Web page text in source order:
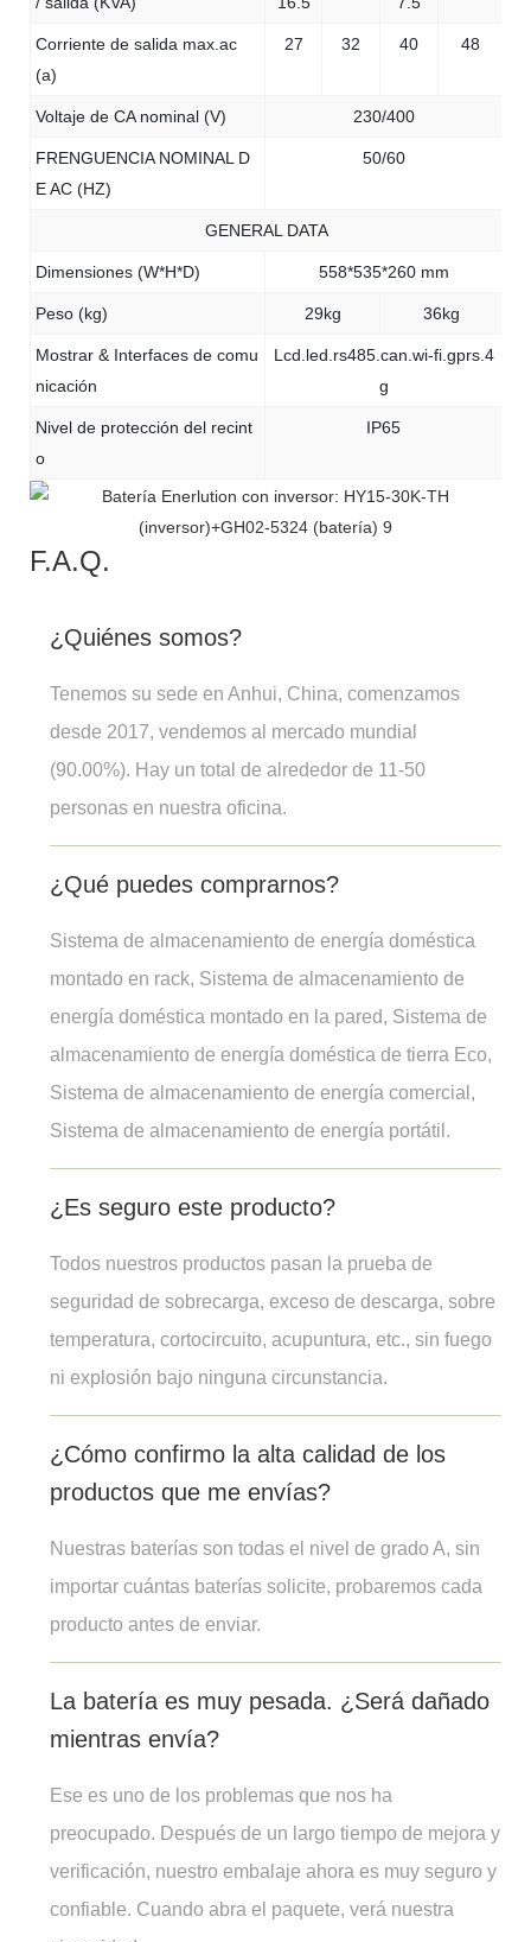
Corriente de salida max.ac
(a)
27 32 40 48
Voltaje de CA nominal (V) 230/400
FRENGUENCIA NOMINAL D
E AC (HZ)
50/60
GENERAL DATA
Dimensiones (W*H*D) 558*535*260 mm
Peso (kg) 29kg 36kg
Mostrar & Interfaces de comu
nicación
Lcd.led.rs485.can.wi-fi.gprs.4
g
Nivel de protección del recint
o
IP65
F.A.Q.
¿Quiénes somos?
Tenemos su sede en Anhui, China, comenzamos
desde 2017, vendemos al mercado mundial
(90.00%). Hay un total de alrededor de 11-50
personas en nuestra oficina.
¿Qué puedes comprarnos?
Sistema de almacenamiento de energía doméstica
montado en rack, Sistema de almacenamiento de
energía doméstica montado en la pared, Sistema de
almacenamiento de energía doméstica de tierra Eco,
Sistema de almacenamiento de energía comercial,
Sistema de almacenamiento de energía portátil.
¿Es seguro este producto?
Todos nuestros productos pasan la prueba de
seguridad de sobrecarga, exceso de descarga, sobre
temperatura, cortocircuito, acupuntura, etc., sin fuego
ni explosión bajo ninguna circunstancia.
¿Cómo confirmo la alta calidad de los
productos que me envías?
Nuestras baterías son todas el nivel de grado A, sin
importar cuántas baterías solicite, probaremos cada
producto antes de enviar.
La batería es muy pesada. ¿Será dañado
mientras envía?
Ese es uno de los problemas que nos ha
preocupado. Después de un largo tiempo de mejora y
verificación, nuestro embalaje ahora es muy seguro y
confiable. Cuando abra el paquete, verá nuestra